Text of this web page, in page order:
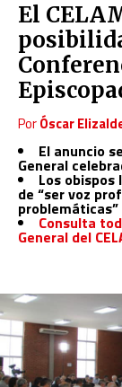
El
PorÓscar
El anuncio
General
Los
de “ser voz
problemáticas”
Consulta
General del